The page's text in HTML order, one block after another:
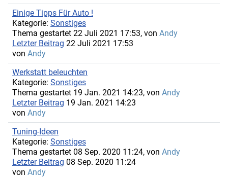
Einige Tipps Für Auto !
Kategorie: Sonstiges
Thema gestartet 22 Juli 2021 17:53, von Andy
Letzter Beitrag 22 Juli 2021 17:53
von Andy
Werkstatt beleuchten
Kategorie: Sonstiges
Thema gestartet 19 Jan. 2021 14:23, von Andy
Letzter Beitrag 19 Jan. 2021 14:23
von Andy
Tuning-Ideen
Kategorie: Sonstiges
Thema gestartet 08 Sep. 2020 11:24, von Andy
Letzter Beitrag 08 Sep. 2020 11:24
von Andy